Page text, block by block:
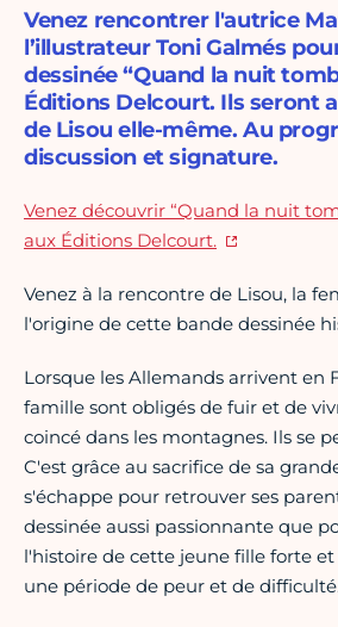
Venez rencontrer l'autrice
l’illustrateur Toni Galmés
dessinée “Quand la nuit
Éditions Delcourt. Ils seront
de Lisou elle-même. Au
discussion et signature.
Venez découvrir “Quand la nuit
aux Éditions Delcourt.
Venez à la rencontre de Lisou, la
l'origine de cette bande dessinée
Lorsque les Allemands arrivent en
famille sont obligés de fuir et de
coincé dans les montagnes. Ils se
C'est grâce au sacrifice de sa
s'échappe pour retrouver ses
dessinée aussi passionnante que
l'histoire de cette jeune fille forte
une période de peur et de